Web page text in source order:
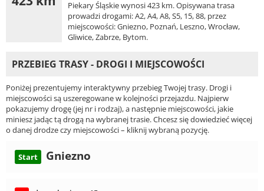
Piekary Śląskie wynosi 423 km. Opisywana trasa
prowadzi drogami: A2, A4, A8, S5, 15, 88, przez
miejscowości: Gniezno, Poznań, Leszno, Wrocław,
Gliwice, Zabrze, Bytom.
PRZEBIEG TRASY - DROGI I MIEJSCOWOŚCI
Poniżej prezentujemy interaktywny przebieg Twojej trasy. Drogi i
miejscowości są uszeregowane w kolejności przejazdu. Najpierw
pokazujemy drogę (jej nr i rodzaj), a następnie miejscowości, jakie
miniesz jadąc tą drogą na wybranej trasie. Chcesz się dowiedzieć więcej
o danej drodze czy miejscowości – kliknij wybraną pozycję.
Start Gniezno